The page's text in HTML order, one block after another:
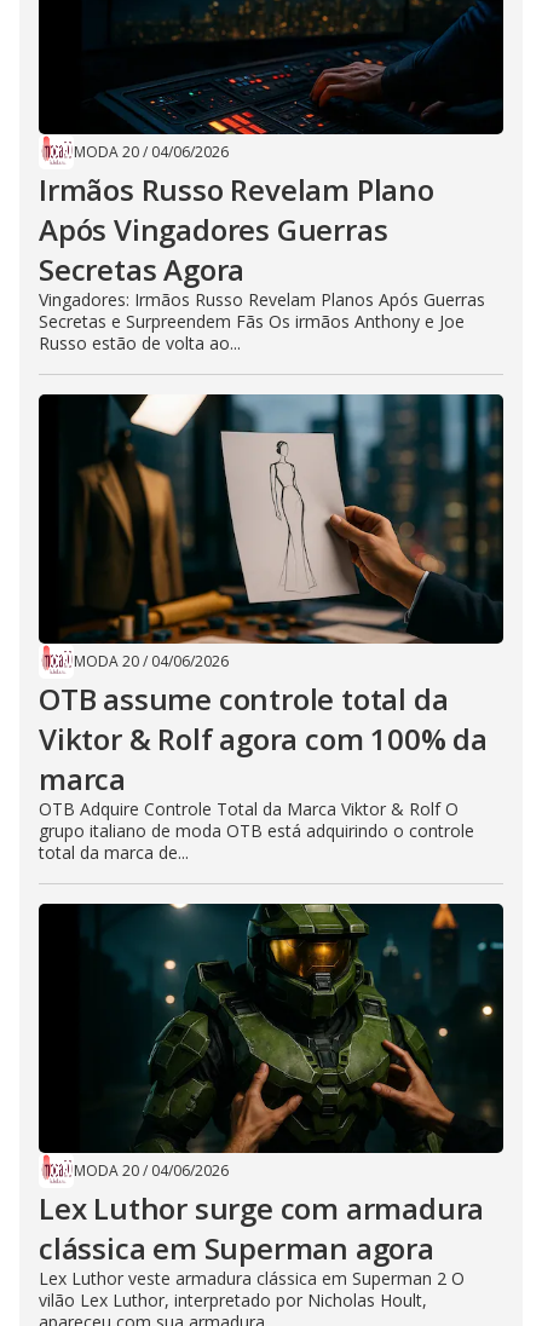
MODA 20/ 04/06/2026
Irmãos Russo Revelam Plano
Após Vingadores Guerras
Secretas Agora
Vingadores: Irmãos Russo Revelam Planos Após Guerras
Secretas e Surpreendem Fãs Os irmãos Anthony e Joe
Russo estão de volta ao...
MODA 20/ 04/06/2026
OTB assume controle total da
Viktor & Rolf agora com 100% da
marca
OTB Adquire Controle Total da Marca Viktor & Rolf O
grupo italiano de moda OTB está adquirindo o controle
total da marca de...
MODA 20/ 04/06/2026
Lex Luthor surge com armadura
clássica em Superman agora
Lex Luthor veste armadura clássica em Superman 2 O
vilão Lex Luthor, interpretado por Nicholas Hoult,